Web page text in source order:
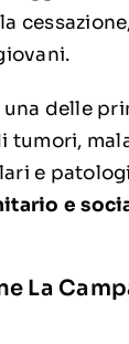
una delle
tumori,
e
e
La